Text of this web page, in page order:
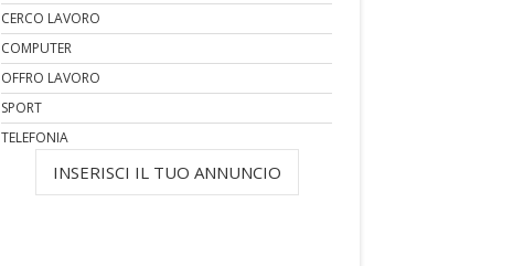
CERCO LAVORO
COMPUTER
OFFRO LAVORO
SPORT
TELEFONIA
INSERISCI IL TUO ANNUNCIO